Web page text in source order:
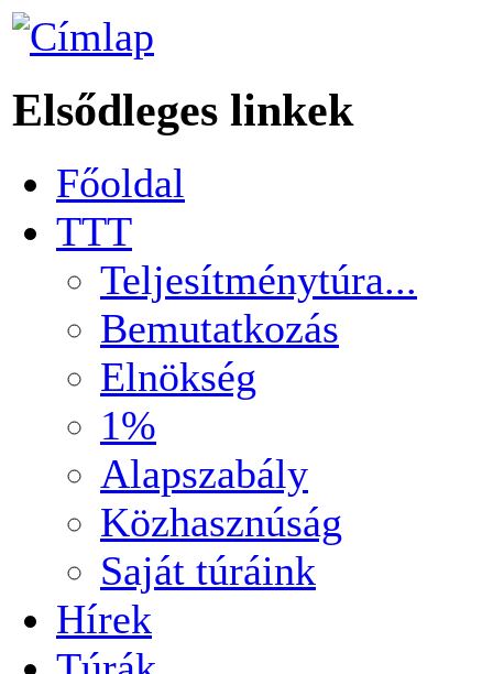
Elsődleges linkek
Főoldal
TTT
Teljesítménytúra...
Bemutatkozás
Elnökség
1%
Alapszabály
Közhasznúság
Saját túráink
Hírek